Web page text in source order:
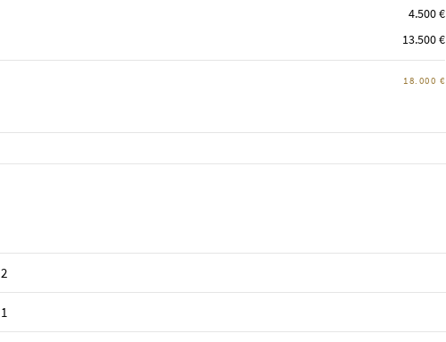
4.500 €
13.500 €
18.000 €
2
1